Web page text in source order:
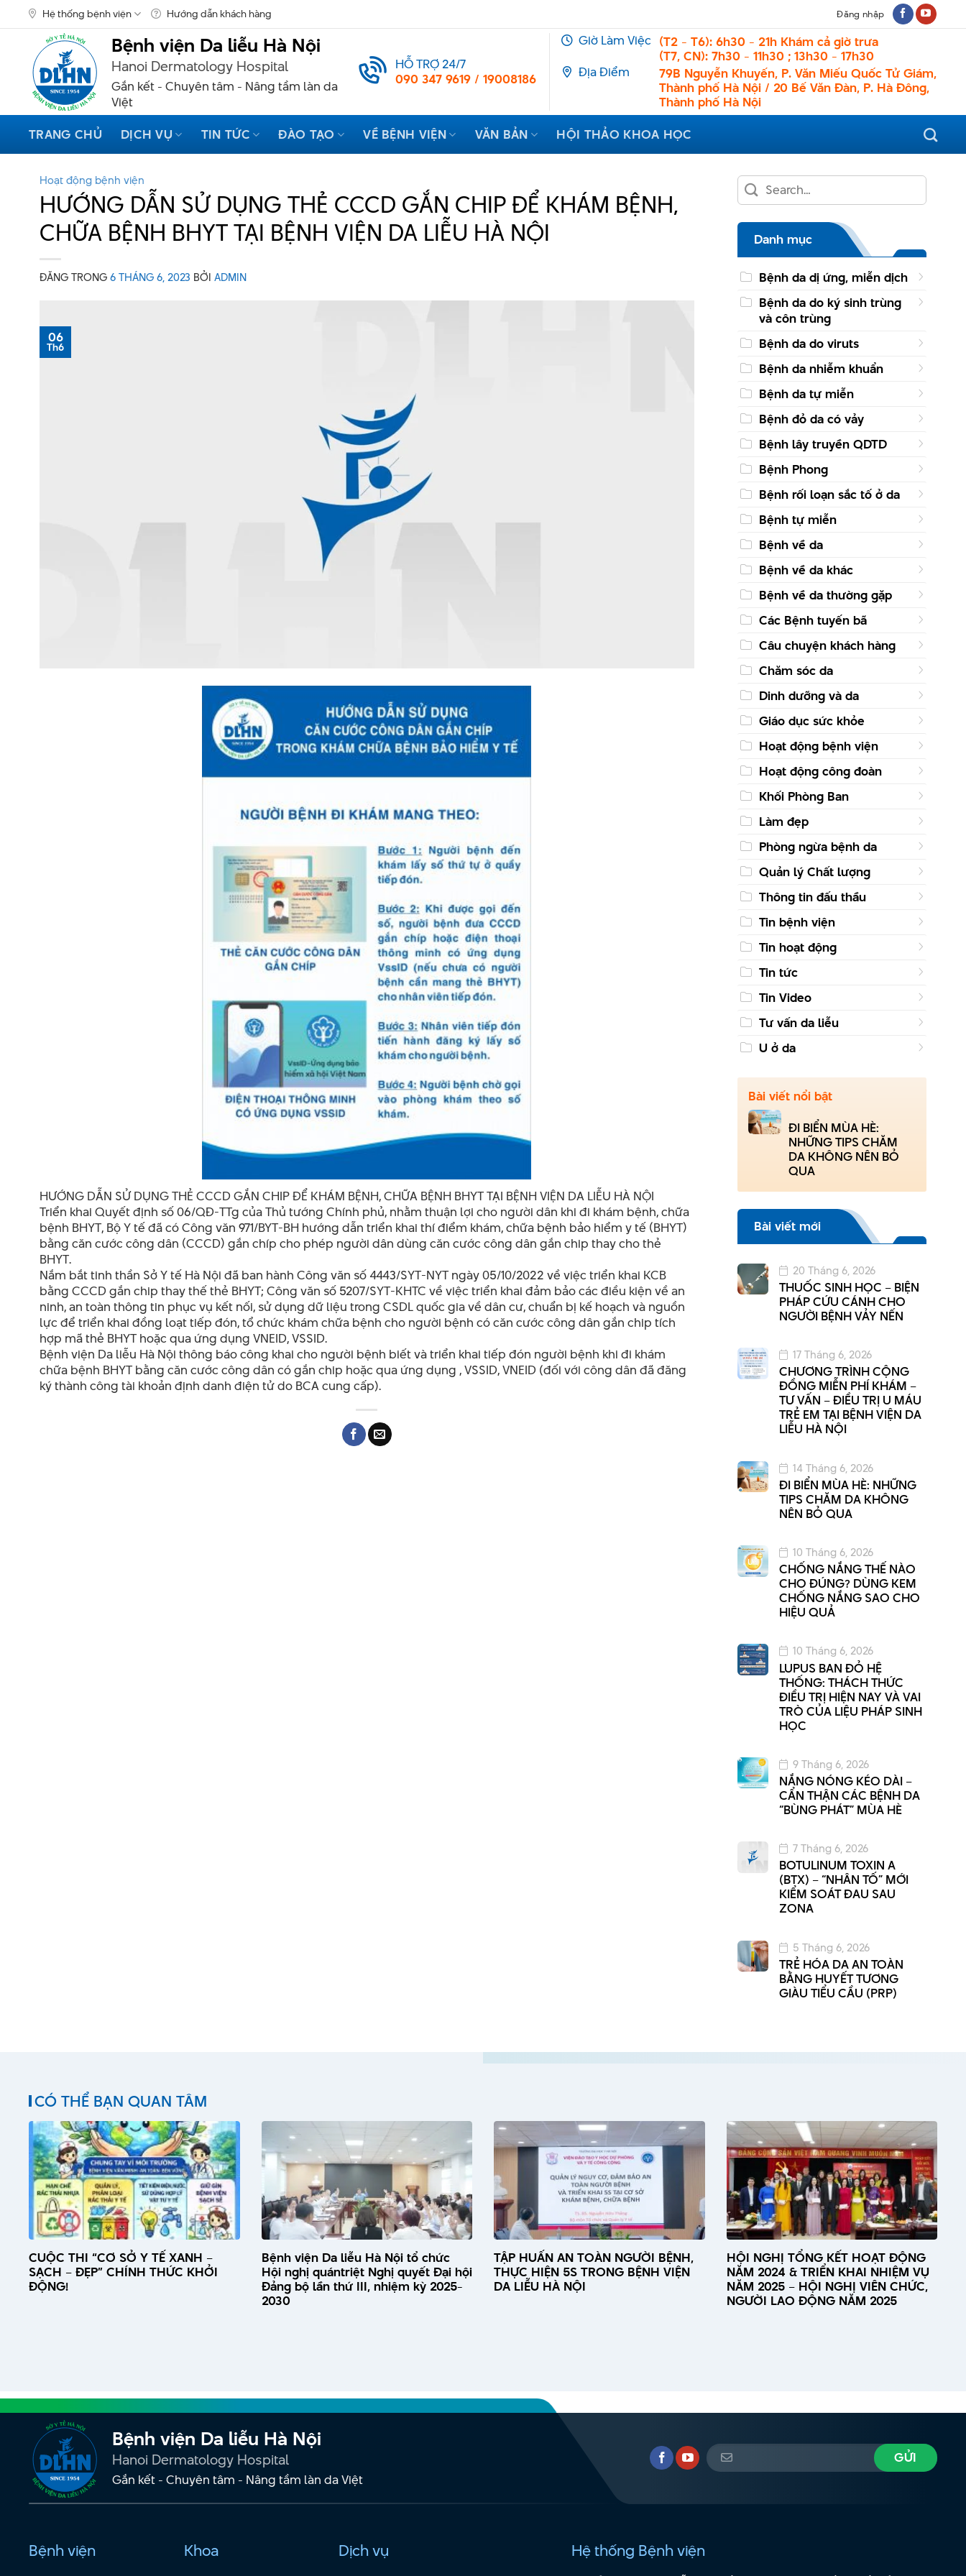
Hệ thống bệnh viện Hướng dẫn khách hàng Đăng nhập
Bệnh viện Da liễu Hà Nội
Hanoi Dermatology Hospital
Gắn kết - Chuyên tâm - Nâng tầm làn da
Việt
HỖ TRỢ 24/7
090 347 9619 / 19008186
Giờ Làm Việc (T2 - T6): 6h30 - 21h Khám cả giờ trưa
(T7, CN): 7h30 - 11h30 ; 13h30 - 17h30
Địa Điểm
79B Nguyễn Khuyến, P. Văn Miếu Quốc Tử Giám,
Thành phố Hà Nội / 20 Bế Văn Đàn, P. Hà Đông,
Thành phố Hà Nội
TRANG CHỦ
DỊCH VỤ TIN TỨC ĐÀO TẠO VỀ BỆNH VIỆN VĂN BẢN HỘI THẢO KHOA HỌC
Hoạt động bệnh viện
HƯỚNG DẪN SỬ DỤNG THẺ CCCD GẮN CHIP ĐỂ KHÁM BỆNH,
CHỮA BỆNH BHYT TẠI BỆNH VIỆN DA LIỄU HÀ NỘI
ĐĂNG TRONG6 THÁNG 6, 2023 BỞI ADMIN
06
Th6
HƯỚNG DẪN SỬ DỤNG THẺ CCCD GẮN CHIP ĐỂ KHÁM BỆNH, CHỮA BỆNH BHYT TẠI BỆNH VIỆN DA LIỄU HÀ NỘI
Triển khai Quyết định số 06/QĐ-TTg của Thủ tướng Chính phủ, nhằm thuận lợi cho người dân khi đi khám bệnh, chữa
bệnh BHYT, Bộ Y tế đã có Công văn 971/BYT-BH hướng dẫn triển khai thí điểm khám, chữa bệnh bảo hiểm y tế (BHYT)
bằng căn cước công dân (CCCD) gắn chíp cho phép người dân dùng căn cước công dân gắn chip thay cho thẻ
BHYT.
Nắm bắt tinh thần Sở Y tế Hà Nội đã ban hành Công văn số 4443/SYT-NYT ngày 05/10/2022 về việc triển khai KCB
bằng CCCD gắn chip thay thế thẻ BHYT; Công văn số 5207/SYT-KHTC về việc triển khai đảm bảo các điều kiện về an
ninh, an toàn thông tin phục vụ kết nối, sử dụng dữ liệu trong CSDL quốc gia về dân cư, chuẩn bị kế hoạch và nguồn
lực để triển khai đồng loạt tiếp đón, tổ chức khám chữa bệnh cho người bệnh có căn cước công dân gắn chip tích
hợp mã thẻ BHYT hoặc qua ứng dụng VNEID, VSSID.
Bệnh viện Da liễu Hà Nội thông báo công khai cho người bệnh biết và triển khai tiếp đón người bệnh khi đi khám
chữa bệnh BHYT bằng căn cước công dân có gắn chip hoặc qua ứng dụng , VSSID, VNEID (đối với công dân đã đăng
ký thành công tài khoản định danh điện tử do BCA cung cấp).
Danh mục
Bệnh da dị ứng, miễn dịch
Bệnh da do ký sinh trùng
và côn trùng
Bệnh da do viruts
Bệnh da nhiễm khuẩn
Bệnh da tự miễn
Bệnh đỏ da có vảy
Bệnh lây truyền QDTD
Bệnh Phong
Bệnh rối loạn sắc tố ở da
Bệnh tự miễn
Bệnh về da
Bệnh về da khác
Bệnh về da thường gặp
Các Bệnh tuyến bã
Câu chuyện khách hàng
Chăm sóc da
Dinh dưỡng và da
Giáo dục sức khỏe
Hoạt động bệnh viện
Hoạt động công đoàn
Khối Phòng Ban
Làm đẹp
Phòng ngừa bệnh da
Quản lý Chất lượng
Thông tin đấu thầu
Tin bệnh viện
Tin hoạt động
Tin tức
Tin Video
Tư vấn da liễu
U ở da
Bài viết nổi bật
ĐI BIỂN MÙA HÈ:
NHỮNG TIPS CHĂM
DA KHÔNG NÊN BỎ
QUA
Bài viết mới
THUỐC SINH HỌC – BIỆN
PHÁP CỨU CÁNH CHO
NGƯỜI BỆNH VẢY NẾN
20 Tháng 6, 2026
CHƯƠNG TRÌNH CỘNG
ĐỒNG MIỄN PHÍ KHÁM –
TƯ VẤN – ĐIỀU TRỊ U MÁU
TRẺ EM TẠI BỆNH VIỆN DA
LIỄU HÀ NỘI
17 Tháng 6, 2026
ĐI BIỂN MÙA HÈ: NHỮNG
TIPS CHĂM DA KHÔNG
NÊN BỎ QUA
14 Tháng 6, 2026
CHỐNG NẮNG THẾ NÀO
CHO ĐÚNG? DÙNG KEM
CHỐNG NẮNG SAO CHO
HIỆU QUẢ
10 Tháng 6, 2026
LUPUS BAN ĐỎ HỆ
THỐNG: THÁCH THỨC
ĐIỀU TRỊ HIỆN NAY VÀ VAI
TRÒ CỦA LIỆU PHÁP SINH
HỌC
10 Tháng 6, 2026
NẮNG NÓNG KÉO DÀI –
CẨN THẬN CÁC BỆNH DA
“BÙNG PHÁT” MÙA HÈ
9 Tháng 6, 2026
BOTULINUM TOXIN A
(BTX) – “NHÂN TỐ” MỚI
KIỂM SOÁT ĐAU SAU
ZONA
7 Tháng 6, 2026
TRẺ HÓA DA AN TOÀN
BẰNG HUYẾT TƯƠNG
GIÀU TIỂU CẦU (PRP)
5 Tháng 6, 2026
CÓ THỂ BẠN QUAN TÂM
CUỘC THI “CƠ SỞ Y TẾ XANH –
SẠCH – ĐẸP” CHÍNH THỨC KHỞI
ĐỘNG!
Bệnh viện Da liễu Hà Nội tổ chức
Hội nghị quántriệt Nghị quyết Đại hội
Đảng bộ lần thứ III, nhiệm kỳ 2025-
2030
TẬP HUẤN AN TOÀN NGƯỜI BỆNH,
THỰC HIỆN 5S TRONG BỆNH VIỆN
DA LIỄU HÀ NỘI
HỘI NGHỊ TỔNG KẾT HOẠT ĐỘNG
NĂM 2024 & TRIỂN KHAI NHIỆM VỤ
NĂM 2025 – HỘI NGHỊ VIÊN CHỨC,
NGƯỜI LAO ĐỘNG NĂM 2025
Bệnh viện Da liễu Hà Nội
Hanoi Dermatology Hospital
Gắn kết - Chuyên tâm - Nâng tầm làn da Việt
Bệnh viện Khoa Dịch vụ Hệ thống Bệnh viện